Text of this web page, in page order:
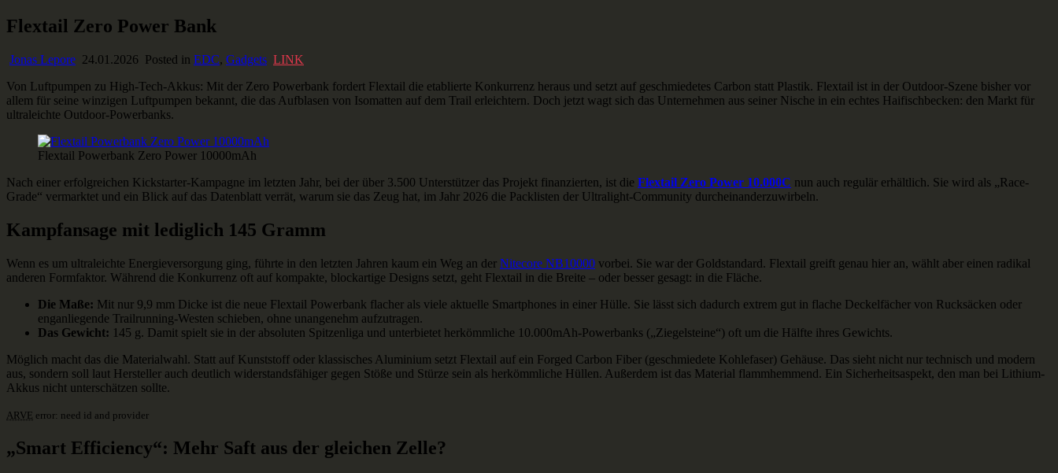
Skip
to
Ausstaffiert
Gear und Gadgets zum Verlieben
Flextail Zero Power Bank
Jonas Lepore 24.01.2026 Posted in EDC, Gadgets LINK
Von Luftpumpen zu High-Tech-Akkus: Mit der Zero Powerbank fordert Flextail die etablierte Konkurrenz heraus und setzt auf geschmiedetes Carbon statt Plastik. Flextail ist in der Outdoor-Szene bisher vor
allem für seine winzigen Luftpumpen bekannt, die das Aufblasen von Isomatten auf dem Trail erleichtern. Doch jetzt wagt sich das Unternehmen aus seiner Nische in ein echtes Haifischbecken: den Markt für
ultraleichte Outdoor-Powerbanks.
Flextail Powerbank Zero Power 10000mAh
Nach einer erfolgreichen Kickstarter-Kampagne im letzten Jahr, bei der über 3.500 Unterstützer das Projekt finanzierten, ist die Flextail Zero Power 10.000C nun auch regulär erhältlich. Sie wird als „Race-
Grade“ vermarktet und ein Blick auf das Datenblatt verrät, warum sie das Zeug hat, im Jahr 2026 die Packlisten der Ultralight-Community durcheinanderzuwirbeln.
Kampfansage mit lediglich 145 Gramm
Wenn es um ultraleichte Energieversorgung ging, führte in den letzten Jahren kaum ein Weg an der Nitecore NB10000 vorbei. Sie war der Goldstandard. Flextail greift genau hier an, wählt aber einen radikal
anderen Formfaktor. Während die Konkurrenz oft auf kompakte, blockartige Designs setzt, geht Flextail in die Breite – oder besser gesagt: in die Fläche.
Die Maße: Mit nur 9,9 mm Dicke ist die neue Flextail Powerbank flacher als viele aktuelle Smartphones in einer Hülle. Sie lässt sich dadurch extrem gut in flache Deckelfächer von Rucksäcken oder
enganliegende Trailrunning-Westen schieben, ohne unangenehm aufzutragen.
Das Gewicht: 145 g. Damit spielt sie in der absoluten Spitzenliga und unterbietet herkömmliche 10.000mAh-Powerbanks („Ziegelsteine“) oft um die Hälfte ihres Gewichts.
Möglich macht das die Materialwahl. Statt auf Kunststoff oder klassisches Aluminium setzt Flextail auf ein Forged Carbon Fiber (geschmiedete Kohlefaser) Gehäuse. Das sieht nicht nur technisch und modern
aus, sondern soll laut Hersteller auch deutlich widerstandsfähiger gegen Stöße und Stürze sein als herkömmliche Hüllen. Außerdem ist das Material flammhemmend. Ein Sicherheitsaspekt, den man bei Lithium-
Akkus nicht unterschätzen sollte.
ARVE error: need id and provider
„Smart Efficiency“: Mehr Saft aus der gleichen Zelle?